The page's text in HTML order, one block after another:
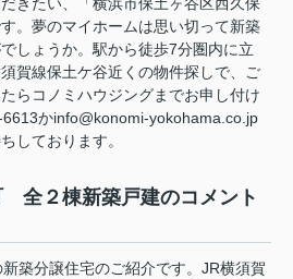
きたい、「横浜市保土ヶ谷区西久保
。夢のマイホームは思い切って新築
しょうか。駅から徒歩7分圏内に立
賀線保土ケ谷近くの物件探しで、ご
らコノミハウジングまでお申し付け
かinfo@konomi-yokohama.co.jp
しております。
全２棟新築戸建のコメント
築分譲住宅のご紹介です。JR横須賀